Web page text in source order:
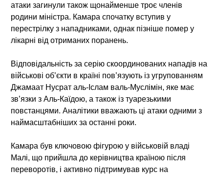
атаки загинули також щонайменше троє членів
родини міністра. Камара спочатку вступив у
перестрілку з нападниками, однак пізніше помер у
лікарні від отриманих поранень.
Відповідальність за серію скоординованих нападів на
військові об’єкти в країні пов’язують із угрупованням
Джамаат Нусрат аль-Іслам валь-Муслімін, яке має
зв’язки з Аль-Каїдою, а також із туарезькими
повстанцями. Аналітики вважають ці атаки одними з
наймасштабніших за останні роки.
Камара був ключовою фігурою у військовій владі
Малі, що прийшла до керівництва країною після
переворотів, і активно підтримував курс на